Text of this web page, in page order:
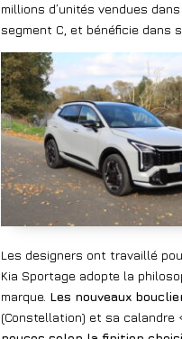
millions d’unités vendues
segment C, et bénéficie dans
Les designers ont travaillé
Kia Sportage adopte la
marque. Les nouveaux
(Constellation) et sa calandre